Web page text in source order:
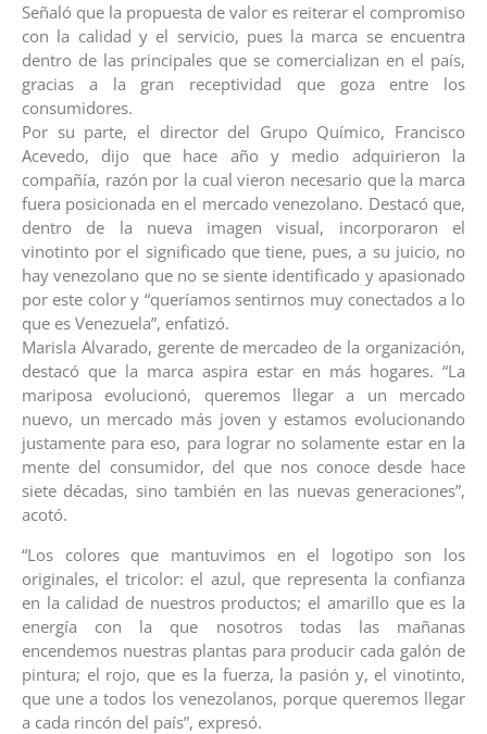
Señaló que la propuesta de valor es reiterar el compromiso
con la calidad y el servicio, pues la marca se encuentra
dentro de las principales que se comercializan en el país,
gracias a la gran receptividad que goza entre los
consumidores.
Por su parte, el director del Grupo Químico, Francisco
Acevedo, dijo que hace año y medio adquirieron la
compañía, razón por la cual vieron necesario que la marca
fuera posicionada en el mercado venezolano. Destacó que,
dentro de la nueva imagen visual, incorporaron el
vinotinto por el significado que tiene, pues, a su juicio, no
hay venezolano que no se siente identificado y apasionado
por este color y “queríamos sentirnos muy conectados a lo
que es Venezuela”, enfatizó.
Marisla Alvarado, gerente de mercadeo de la organización,
destacó que la marca aspira estar en más hogares. “La
mariposa evolucionó, queremos llegar a un mercado
nuevo, un mercado más joven y estamos evolucionando
justamente para eso, para lograr no solamente estar en la
mente del consumidor, del que nos conoce desde hace
siete décadas, sino también en las nuevas generaciones”,
acotó.
“Los colores que mantuvimos en el logotipo son los
originales, el tricolor: el azul, que representa la confianza
en la calidad de nuestros productos; el amarillo que es la
energía con la que nosotros todas las mañanas
encendemos nuestras plantas para producir cada galón de
pintura; el rojo, que es la fuerza, la pasión y, el vinotinto,
que une a todos los venezolanos, porque queremos llegar
a cada rincón del país”, expresó.